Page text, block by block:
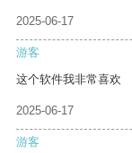
2025-06-17
游客
这个软件我非常喜欢
2025-06-17
游客